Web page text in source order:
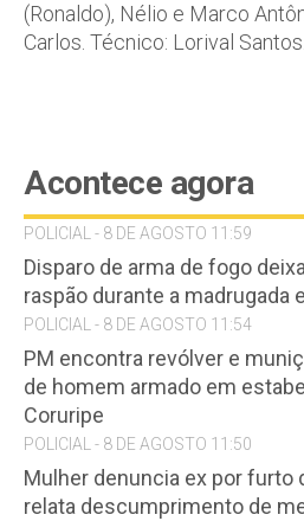
(Ronaldo), Nélio e Marco
Carlos. Técnico: Lorival Santos.
Acontece agora
POLICIAL - 8 DE AGOSTO 11:59
Disparo de arma de fogo
raspão durante a madrugada
POLICIAL - 8 DE AGOSTO 11:54
PM encontra revólver e
de homem armado em
Coruripe
POLICIAL - 8 DE AGOSTO 11:50
Mulher denuncia ex por furto
relata descumprimento de